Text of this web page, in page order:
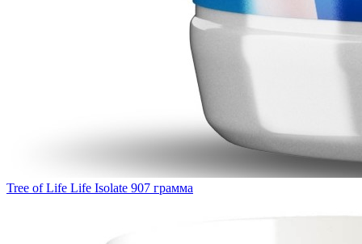
Tree of Life Life Isolate 907 грамма